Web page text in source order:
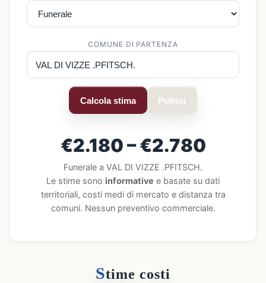
COMUNE DI PARTENZA
Calcola stima Pulisci
€2.180 – €2.780
Funerale a VAL DI VIZZE .PFITSCH.
Le stime sono informative e basate su dati
territoriali, costi medi di mercato e distanza tra
comuni. Nessun preventivo commerciale.
Stime costi